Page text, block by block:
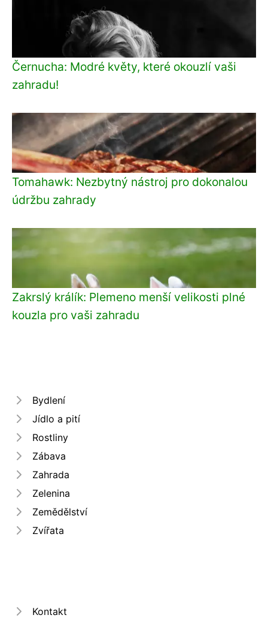
Černucha: Modré květy, které okouzlí vaši
zahradu!
Tomahawk: Nezbytný nástroj pro dokonalou
údržbu zahrady
Zakrslý králík: Plemeno menší velikosti plné
kouzla pro vaši zahradu
Bydlení
Jídlo a pití
Rostliny
Zábava
Zahrada
Zelenina
Zemědělství
Zvířata
Kontakt